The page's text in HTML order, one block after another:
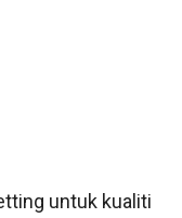
untuk kualiti